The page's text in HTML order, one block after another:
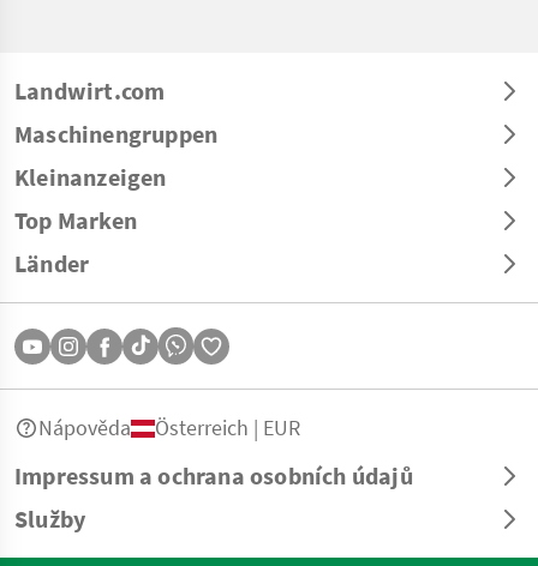
Landwirt.com
Maschinengruppen
Kleinanzeigen
Top Marken
Länder
Impressum a ochrana osobních údajů
Služby
Nápověda Österreich | EUR